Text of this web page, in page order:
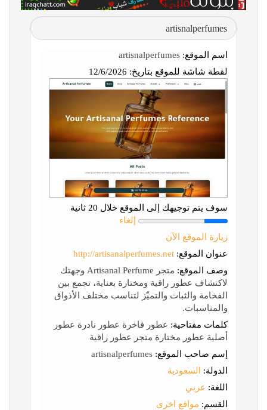
artisnalperfumes
اسم الموقع:
لقطة شاشة للموقع بتاريخ:
سوف يتم توجيهك إلى الموقع خلال 20 ثانية
إلغاء
زيارة الموقع الآن
عنوان الموقع: http://artisanalperfumes.net
وصف الموقع:
متجر Artisanal Perfume وجهتك
لاكتشاف عطور راقية ومختارة بعناية، تجمع بين
الفخامة والثبات والتميّز لتناسب مختلف الأذواق
والمناسبات.
كلمات مفتاحية: عطور فاخرة عطور نادرة عطور
أصلية عطور مختارة متجر عطور راقية
إسم صاحب الموقع:
الدولة:
السعودية
اللغة: عربي
القسم: مواقع اخرى